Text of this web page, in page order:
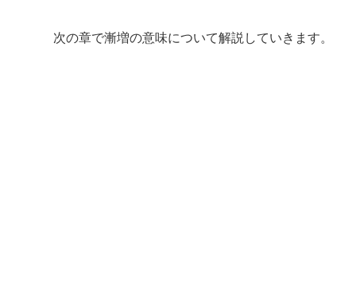
次の章で漸増の意味について解説していきます。